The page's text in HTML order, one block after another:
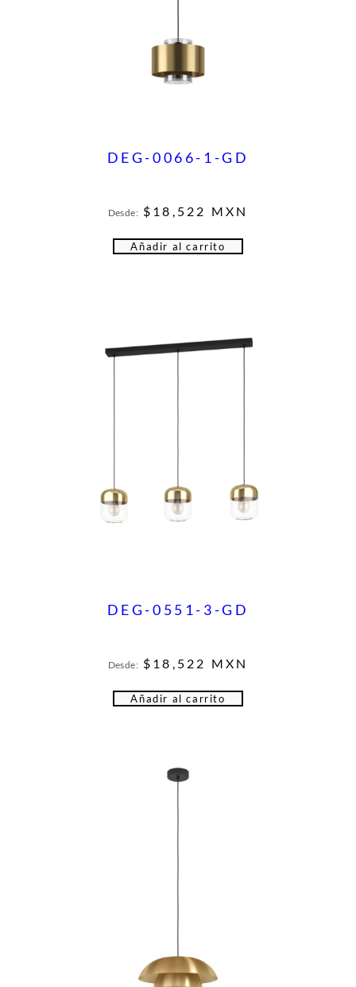
DEG-0066-1-GD
Desde: $ 18,522 MXN
Añadir al carrito
DEG-0551-3-GD
Desde: $ 18,522 MXN
Añadir al carrito